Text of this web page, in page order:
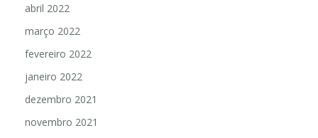
abril 2022
março 2022
fevereiro 2022
janeiro 2022
dezembro 2021
novembro 2021